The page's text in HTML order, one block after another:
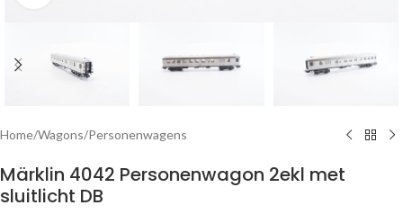
Home/Wagons/Personenwagens
Märklin 4042 Personenwagon 2ekl met
sluitlicht DB